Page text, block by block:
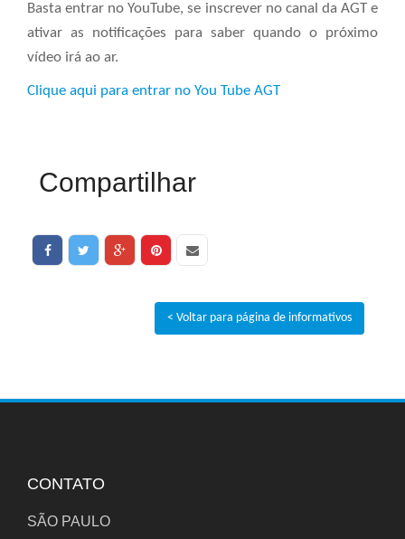
Basta entrar no YouTube, se inscrever no canal da AGT e
ativar as notificações para saber quando o próximo
vídeo irá ao ar.
Clique aqui para entrar no You Tube AGT
Compartilhar
< Voltar para página de informativos
CONTATO
SÃO PAULO